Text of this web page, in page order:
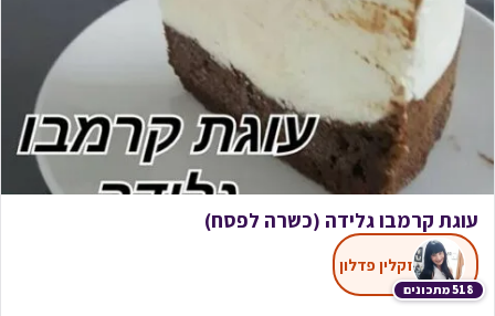
עוגת קרמבו גלידה (כשרה לפסח)
518 מתכונים
זקלין פדלון